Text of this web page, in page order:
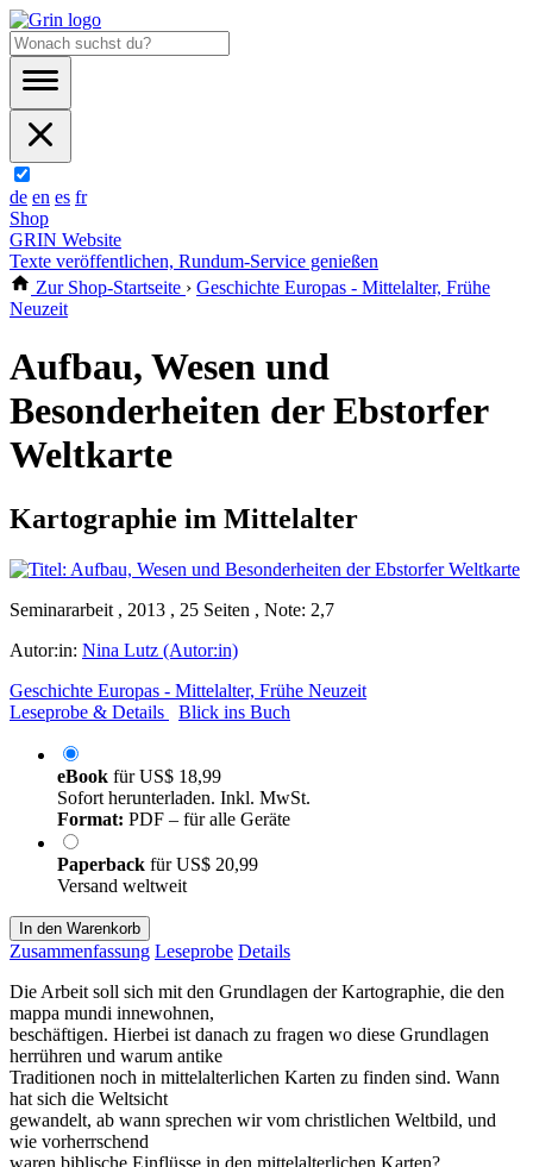
de en es fr
Shop
GRIN Website
Texte veröffentlichen, Rundum-Service genießen
Zur Shop-Startseite › Geschichte Europas - Mittelalter, Frühe
Neuzeit
Aufbau, Wesen und
Besonderheiten der Ebstorfer
Weltkarte
Kartographie im Mittelalter
Seminararbeit , 2013 , 25 Seiten , Note: 2,7
Autor:in: Nina Lutz (Autor:in)
Geschichte Europas - Mittelalter, Frühe Neuzeit
Leseprobe & Details
Blick ins Buch
eBook fürUS$ 18,99
Sofort herunterladen. Inkl. MwSt.
Format: PDF – für alle Geräte
Paperback fürUS$ 20,99
Versand weltweit
In den Warenkorb
Zusammenfassung Leseprobe Details
Die Arbeit soll sich mit den Grundlagen der Kartographie, die den
mappa mundi innewohnen,
beschäftigen. Hierbei ist danach zu fragen wo diese Grundlagen
herrühren und warum antike
Traditionen noch in mittelalterlichen Karten zu finden sind. Wann
hat sich die Weltsicht
gewandelt, ab wann sprechen wir vom christlichen Weltbild, und
wie vorherrschend
waren biblische Einflüsse in den mittelalterlichen Karten?